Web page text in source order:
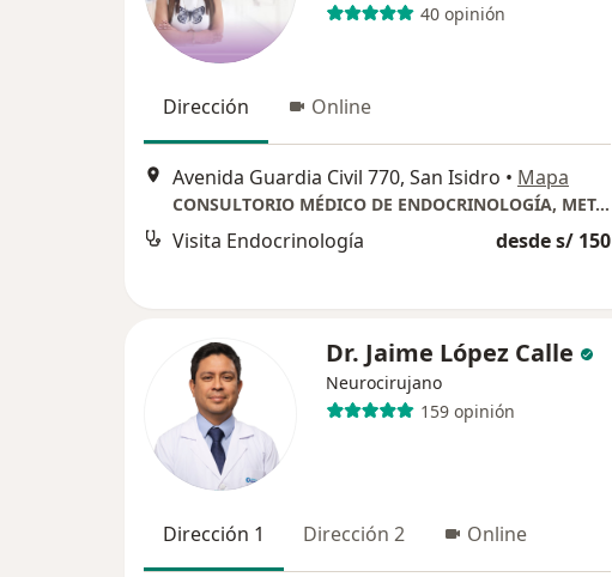
40 opinión
Dirección Online
Avenida Guardia Civil 770, San Isidro • Mapa
CONSULTORIO MÉDICO DE ENDOCRINOLOGÍA, METABOLISMO Y DIABETES
Visita Endocrinología desde s/ 150
Dr. Jaime López Calle
Neurocirujano
159 opinión
Dirección 1 Dirección 2 Online